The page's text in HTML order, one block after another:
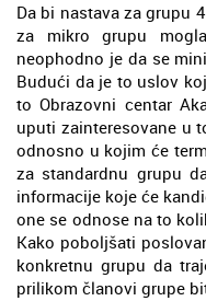
Da bi nastava za grupu
za mikro grupu
neophodno je da se
Budući da je to uslov
to Obrazovni centar
uputi zainteresovane u
odnosno u kojim će
za standardnu grupu
informacije koje će
one se odnose na to
Kako poboljšati
konkretnu grupu da
prilikom članovi grupe